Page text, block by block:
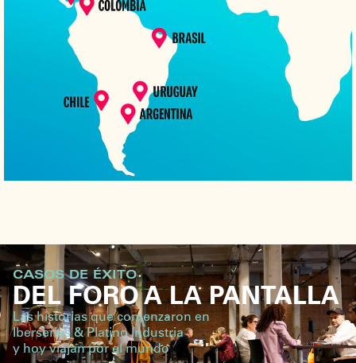
CASOS DE ÉXITO
DEL FORO A LA PANTALLA
Las historias que comenzaron en
Iberseries & Platino Industria
y hoy viajan por el mundo